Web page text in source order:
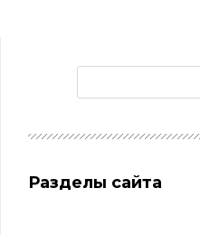
Разделы сайта